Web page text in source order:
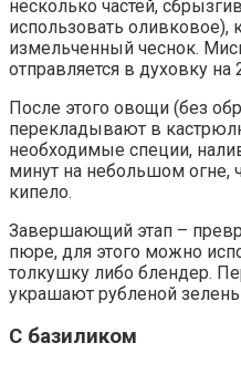
несколько частей,
использовать оливковое),
измельченный чеснок.
отправляется в духовку на
После этого овощи (без
перекладывают в
необходимые специи,
минут на небольшом огне,
кипело.
Завершающий этап –
пюре, для этого можно
толкушку либо блендер.
украшают рубленой
С базиликом